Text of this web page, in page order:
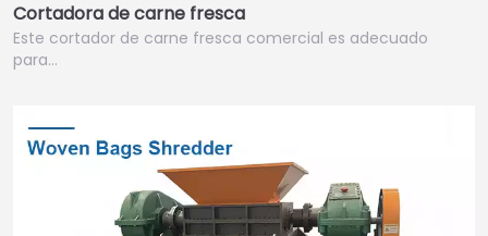
Cortadora de carne fresca
Este cortador de carne fresca comercial es adecuado
para…